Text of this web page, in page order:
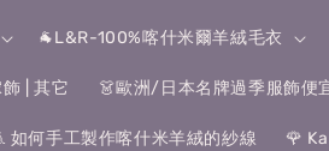
🐐L&R-100%喀什米爾羊絨毛衣
| 其它 👗歐洲/日本名牌過季服飾便
如何手工製作喀什米羊絨的紗線 🌹